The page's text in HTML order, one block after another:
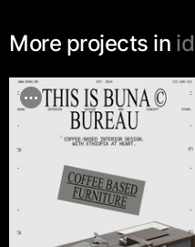
More projects in